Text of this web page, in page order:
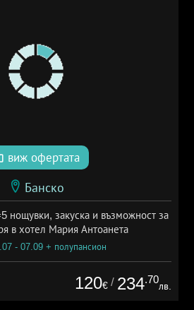
виж офертата
Банско
нощувки, закуска и възможност за
в хотел Мария Антоанета
- 07.09 + полупансион
120€ / 234.70
лв.